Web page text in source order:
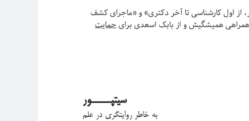
از اول کارشناسی تا آخر دکتری» و «ماجرای کشف
همیشگیش و از بابک اسعدی برایحمایت
سیتپـــــور
به خاطر روایتگری در علم